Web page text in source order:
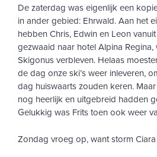
De zaterdag was eigenlijk een
in ander gebied: Ehrwald. Aan het
hebben Chris, Edwin en Leon
gezwaaid naar hotel Alpina
Skigonus verbleven. Helaas
de dag onze ski’s weer inleveren,
dag huiswaarts zouden keren.
nog heerlijk en uitgebreid hadden
Gelukkig was Frits toen ook weer
Zondag vroeg op, want storm